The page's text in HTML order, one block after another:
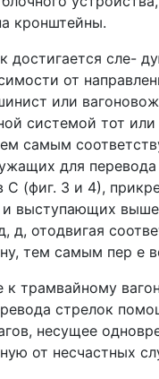
кронштейны.
достигается сле-
от
или
системой тот или
самым
для перевода
(фиг. 3 и 4),
и выступающих выше
д, отодвигая
тем самым пер е
к трамвайному
стрелок
несущее
от несчастных